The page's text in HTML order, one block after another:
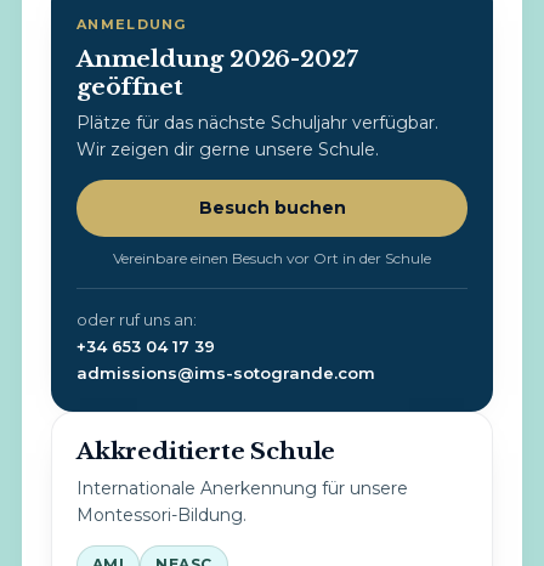
ANMELDUNG
Anmeldung 2026-2027
geöffnet
Plätze für das nächste Schuljahr verfügbar.
Wir zeigen dir gerne unsere Schule.
Besuch buchen
Vereinbare einen Besuch vor Ort in der Schule
oder ruf uns an:
+34 653 04 17 39
admissions@ims-sotogrande.com
Akkreditierte Schule
Internationale Anerkennung für unsere
Montessori-Bildung.